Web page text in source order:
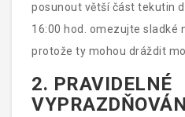
posunout větší část tekutin
16:00 hod. omezujte sladké
protože ty mohou dráždit
přednost vodě v menším
2. PRAVIDELNÉ